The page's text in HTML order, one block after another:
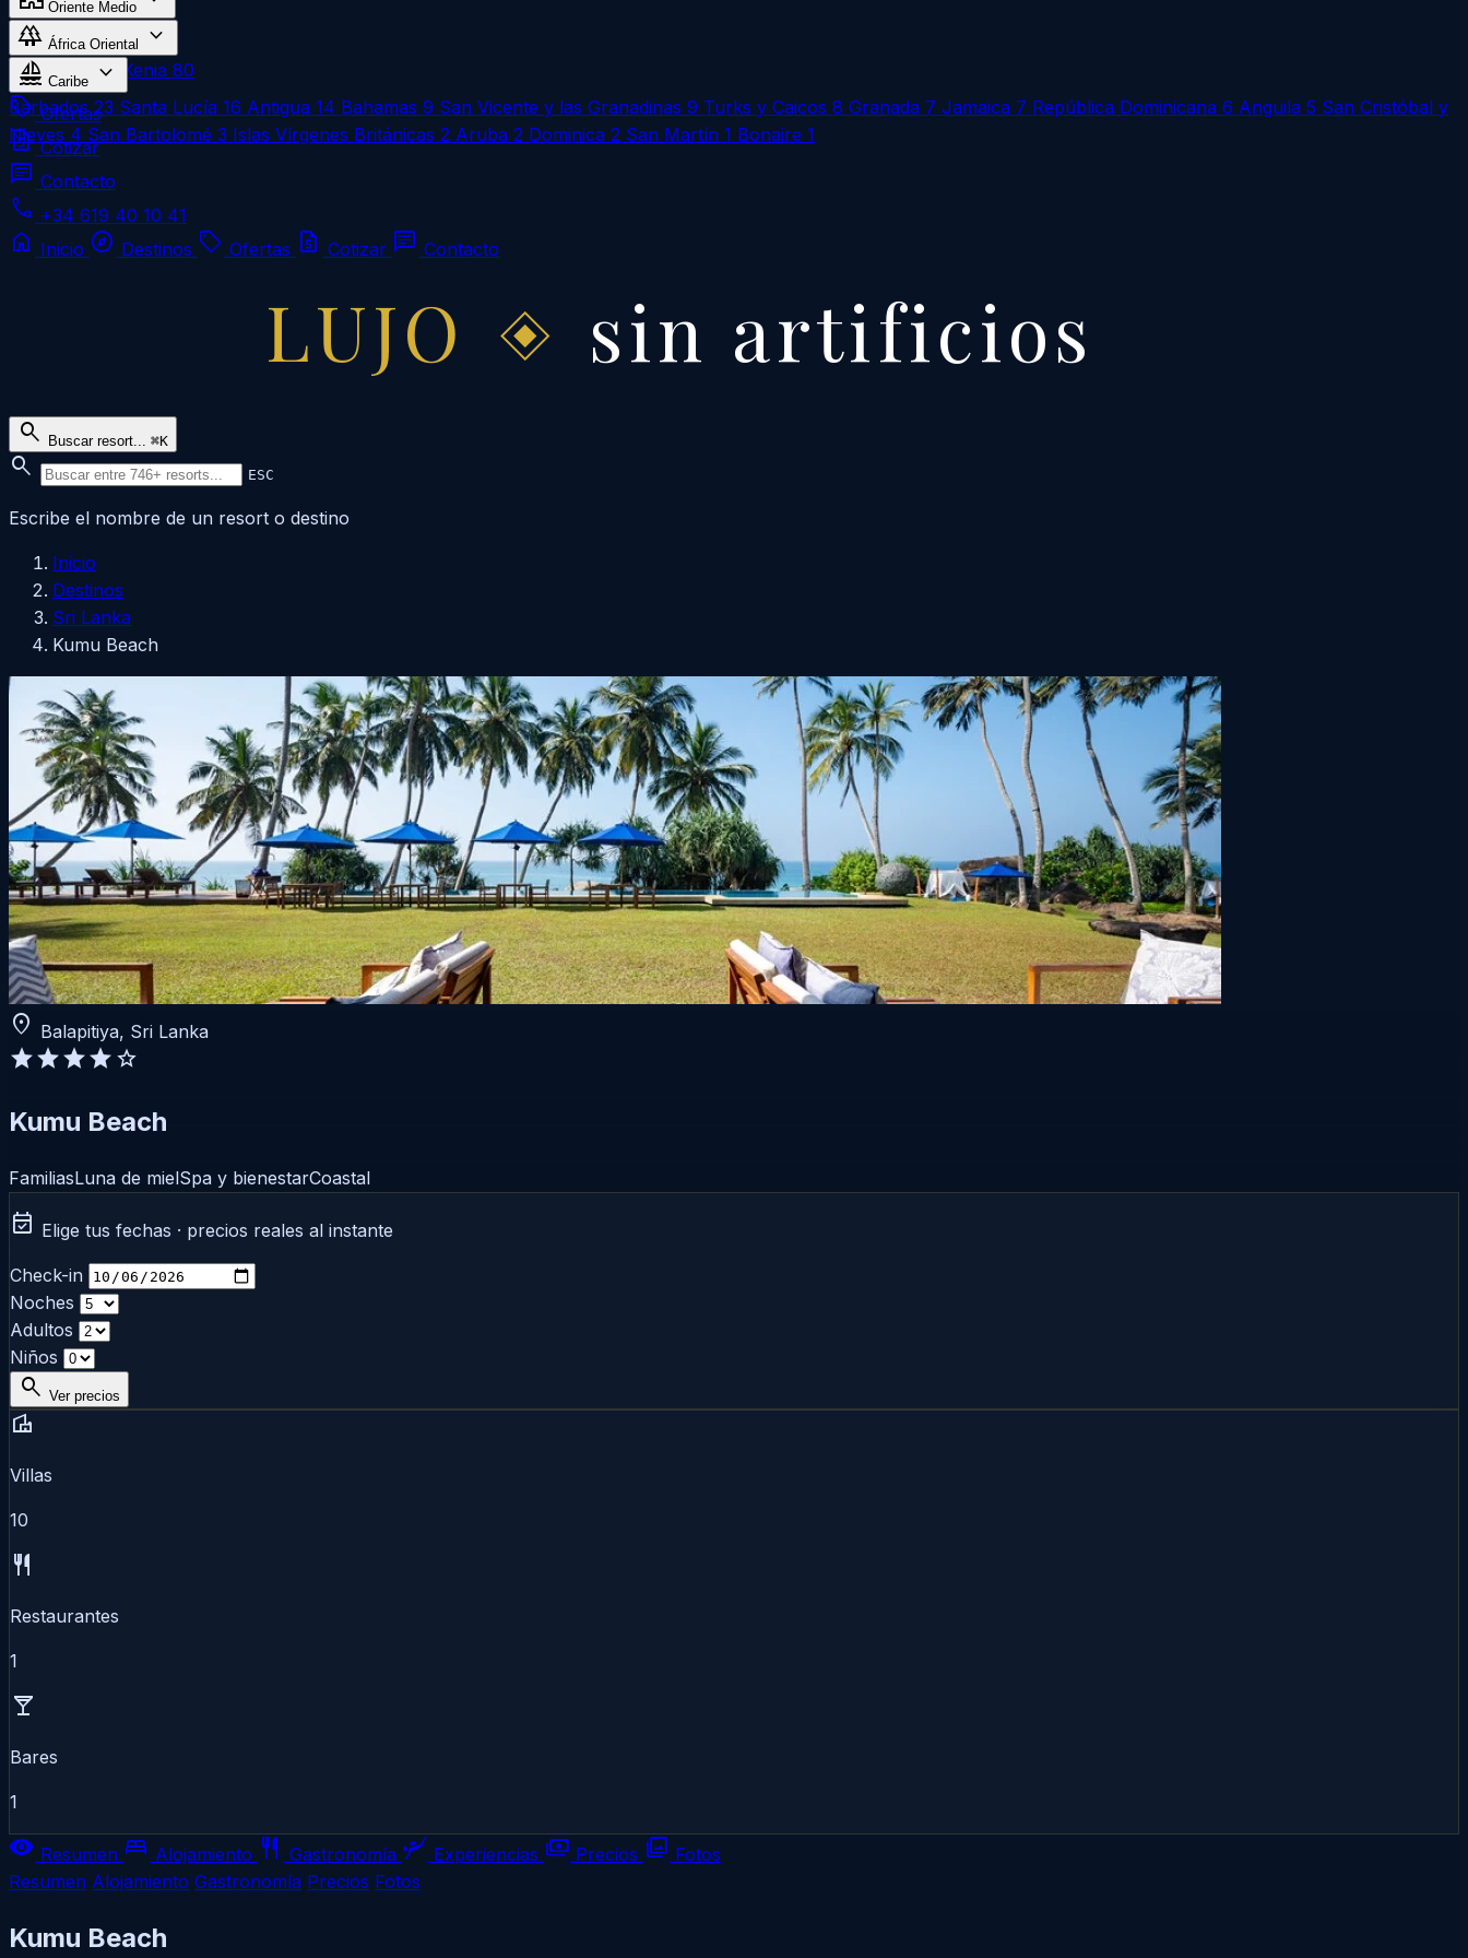
Oriente Medio
Omán 1
forest África Oriental expand_more
Zanzíbar 183 Kenia 80
sailing Caribe expand_more
Barbados 23 Santa Lucía 16 Antigua 14 Bahamas 9 San Vicente y las Granadinas 9 Turks y Caicos 8 Granada 7 Jamaica 7 República Dominicana 6 Anguila 5 San Cristóbal y
Nieves 4 San Bartolomé 3 Islas Vírgenes Británicas 2 Aruba 2 Dominica 2 San Martín 1 Bonaire 1
local_offer Ofertas
request_quote Cotizar
chat Contacto
call +34 619 40 10 41
home Inicio explore Destinos local_offer Ofertas request_quote Cotizar chat Contacto
LUJO sin artificios
search Buscar resort... ⌘K
search ESC
Escribe el nombre de un resort o destino
Inicio
Destinos
Sri Lanka
Kumu Beach
location_on Balapitiya, Sri Lanka
starstarstarstarstar
Kumu Beach
FamiliasLuna de mielSpa y bienestarCoastal
event_available Elige tus fechas · precios reales al instante
Check-in
Noches
Adultos
Niños
search Ver precios
villa
Villas
10
restaurant
Restaurantes
1
local_bar
Bares
1
visibility Resumen bed Alojamiento restaurant Gastronomía scuba_diving Experiencias payments Precios photo_library Fotos
Resumen Alojamiento Gastronomía Precios Fotos
Kumu Beach